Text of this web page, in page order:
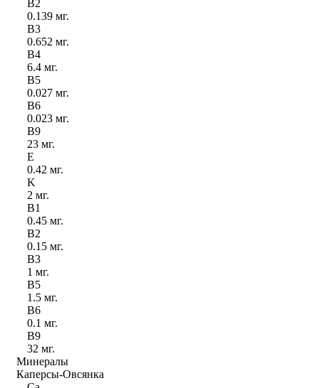
B2
0.139 мг.
B3
0.652 мг.
B4
6.4 мг.
B5
0.027 мг.
B6
0.023 мг.
B9
23 мг.
E
0.42 мг.
K
2 мг.
B1
0.45 мг.
B2
0.15 мг.
B3
1 мг.
B5
1.5 мг.
B6
0.1 мг.
B9
32 мг.
Минералы
Каперсы-Овсянка